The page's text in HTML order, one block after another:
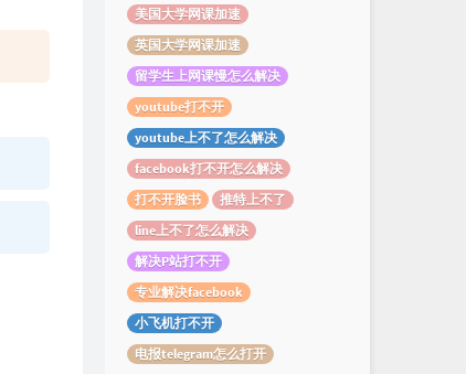
美国大学网课加速
英国大学网课加速
留学生上网课慢怎么解决
youtube打不开
youtube上不了怎么解决
facebook打不开怎么解决
打不开脸书
推特上不了
line上不了怎么解决
解决P站打不开
专业解决facebook
小飞机打不开
电报telegram怎么打开